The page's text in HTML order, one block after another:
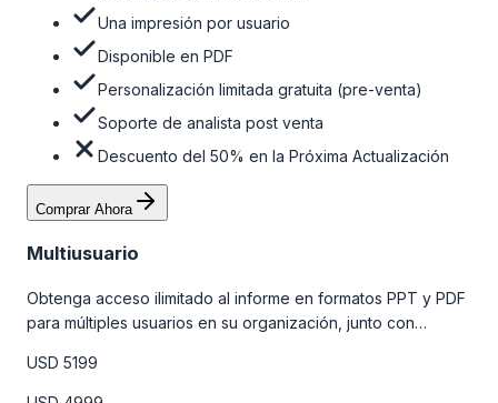
Una impresión por usuario
Disponible en PDF
Personalización limitada gratuita (pre-venta)
Soporte de analista post venta
Descuento del 50% en la Próxima Actualización
Comprar Ahora
Multiusuario
Obtenga acceso ilimitado al informe en formatos PPT y PDF
para múltiples usuarios en su organización, junto con
venta, el soporte post-venta de nuestros analistas y una
opción de actualización gratuita del informe dentro de 180
USD 5199